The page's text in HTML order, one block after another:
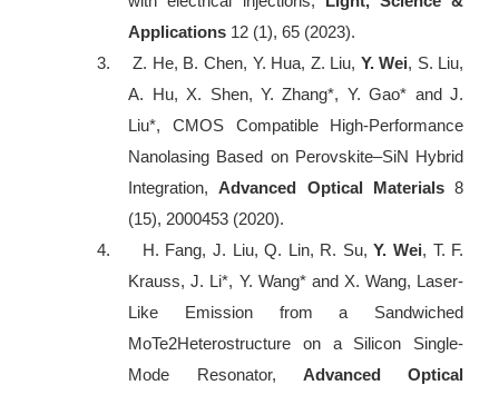
Applications 12 (1), 65 (2023).
3.
Z. He, B. Chen, Y. Hua, Z. Liu, Y. Wei, S. Liu,
A. Hu, X. Shen, Y. Zhang*, Y. Gao* and J.
Liu*, CMOS Compatible High‐Performance
Nanolasing Based on Perovskite–SiN Hybrid
Integration,Advanced Optical Materials8
(15), 2000453 (2020).
4.
H. Fang, J. Liu, Q. Lin, R. Su,Y. Wei, T. F.
Krauss, J. Li*, Y. Wang* and X. Wang, Laser‐
Like Emission from a Sandwiched
MoTe2Heterostructure on a Silicon Single‐
Mode Resonator, Advanced Optical